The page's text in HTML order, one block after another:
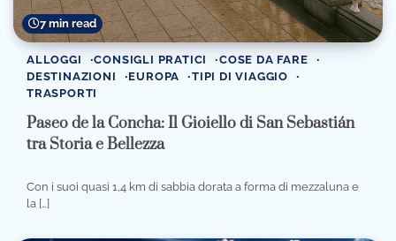
7 min read
ALLOGGI CONSIGLI PRATICI
COSE DA FARE
DESTINAZIONI
EUROPA
TIPI DI VIAGGIO
TRASPORTI
Paseo de la Concha: Il Gioiello di San Sebastián
tra Storia e Bellezza
Con i suoi quasi 1,4 km di sabbia dorata a forma di mezzaluna e
la […]